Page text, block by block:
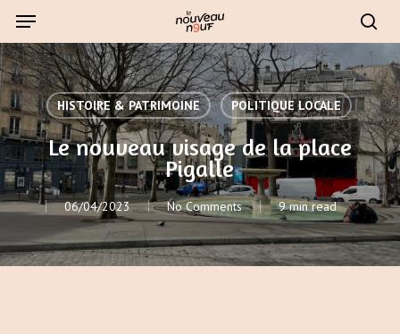
main
content
Menu
HISTOIRE & PATRIMOINE POLITIQUE LOCALE
Le nouveau visage de la place
Pigalle
06/04/2023 No Comments 9 min read